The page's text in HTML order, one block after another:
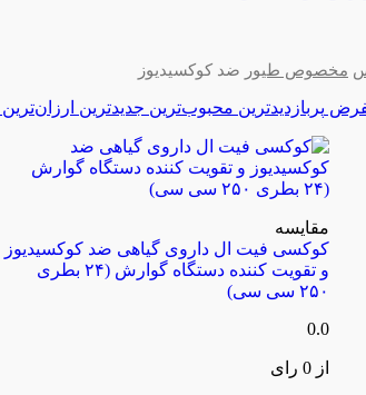
مخصوص طیور ضد کوکسیدیوز
پربازدیدترین محبوب‌ترین جدیدترین ارزان‌ترین
مقایسه
کوکسی فیت ال داروی گیاهی ضد کوکسیدیوز
و تقویت کننده دستگاه گوارش (۲۴ بطری
۲۵۰ سی سی)
0.0
از 0 رای